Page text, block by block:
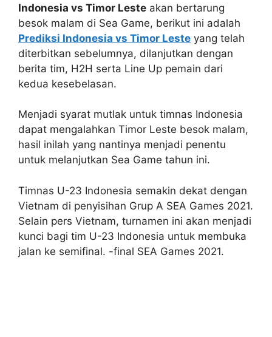
Indonesia vs Timor Leste akan bertarung
besok malam di Sea Game, berikut ini adalah
Prediksi Indonesia vs Timor Leste yang telah
diterbitkan sebelumnya, dilanjutkan dengan
berita tim, H2H serta Line Up pemain dari
kedua kesebelasan.
Menjadi syarat mutlak untuk timnas Indonesia
dapat mengalahkan Timor Leste besok malam,
hasil inilah yang nantinya menjadi penentu
untuk melanjutkan Sea Game tahun ini.
Timnas U-23 Indonesia semakin dekat dengan
Vietnam di penyisihan Grup A SEA Games 2021.
Selain pers Vietnam, turnamen ini akan menjadi
kunci bagi tim U-23 Indonesia untuk membuka
jalan ke semifinal. -final SEA Games 2021.